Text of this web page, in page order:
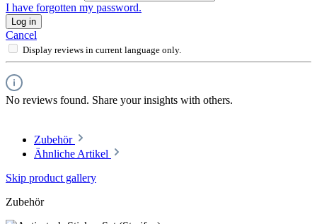
I have forgotten my password.
Log in
Cancel
Display reviews in current language only.
No reviews found. Share your insights with others.
Zubehör
Ähnliche Artikel
Skip product gallery
Zubehör